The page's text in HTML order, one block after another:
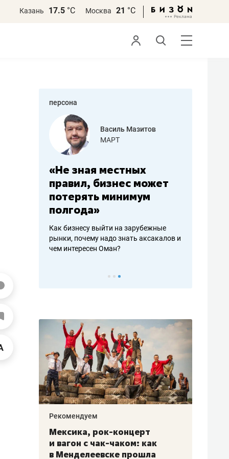
Казань 17.5 °С Москва 21 °С
персона
работа
Василь Мазитов
МАРТ
«Не зная местных
правил, бизнес может
потерять минимум
полгода»
Как бизнесу выйти на зарубежные
рынки, почему надо знать аксакалов и
чем интересен Оман?
Рекомендуем
Мексика, рок-концерт
и вагон с чак-чаком: как
в Менделеевске прошла